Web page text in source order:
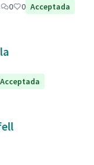
0 0 Acceptada
Acceptada